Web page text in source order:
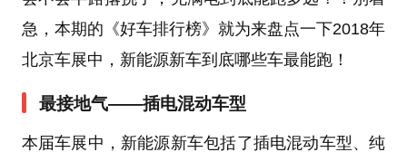
急，本期的《好车排行榜》就为来盘点一下2018年
北京车展中，新能源新车到底哪些车最能跑！
最接地气——插电混动车型
本届车展中，新能源新车包括了插电混动车型、纯